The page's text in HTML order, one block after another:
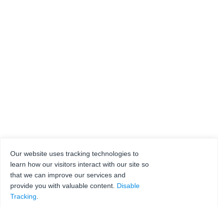
Our website uses tracking technologies to
learn how our visitors interact with our site so
that we can improve our services and
provide you with valuable content. Disable
Tracking